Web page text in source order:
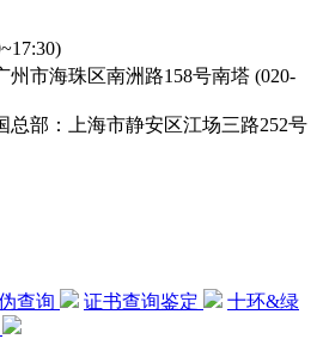
州市海珠区南洲路158号南塔 (020-
总部：上海市静安区江场三路252号
查询 证书查询鉴定
十环&绿